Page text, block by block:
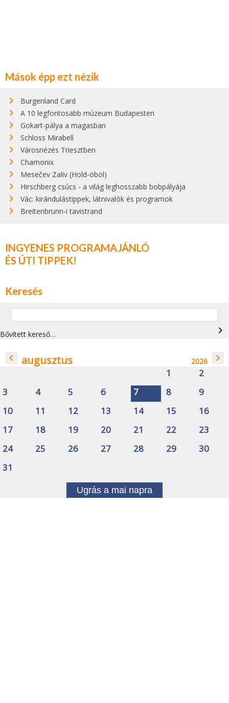
Mások épp ezt nézik
Burgenland Card
A 10 legfontosabb múzeum Budapesten
Gokart-pálya a magasban
Schloss Mirabell
Városnézés Triesztben
Chamonix
Mesečev Zaliv (Hold-öböl)
Hirschberg csúcs - a világ leghosszabb bobpályája
Vác: kirándulástippek, látnivalók és programok
Breitenbrunn-i tavistrand
INGYENES PROGRAMAJÁNLÓ
ÉS ÚTI TIPPEK!
Keresés
Bővített kereső… navigate_next
navigate_before augusztus 2026 navigate_next
1
2
3
4 5 6 7 8
9
10
11 12 13 14 15
16
17
18 19 20 21 22
23
24
25 26 27 28 29
30
31
Ugrás a mai napra